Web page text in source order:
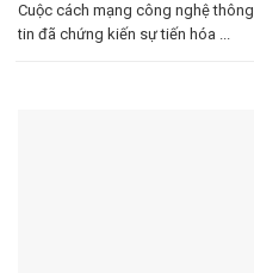
Cuộc cách mạng công nghệ thông
tin đã chứng kiến sự tiến hóa ...